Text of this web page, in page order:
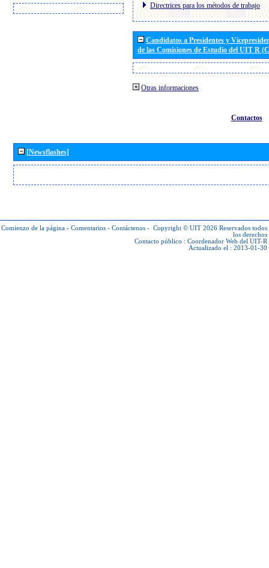
Directrices para los métodos de trabajo
Candidatos a Presidentes y
de las Comisiones de Estudio del UIT R
Otras informaciones
Contactos
[Newsflashes]
Comienzo de la página - Comentarios - Contáctenos - Copyright © UIT 2026 Reservados todos
los derechos
Contacto público : Coordenador Web del UIT-R
Actualizado el : 2013-01-30